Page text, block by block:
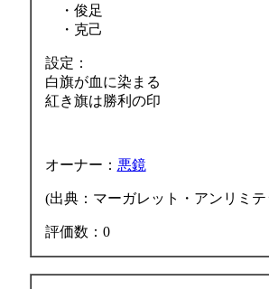
・俊足
・克己
設定：
白旗が血に染まる
紅き旗は勝利の印
オーナー： 悪鏡
(出典：マーガレット・アンリミ
評価数：0